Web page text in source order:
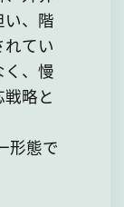
、階
てい
く、慢
略と
形態で